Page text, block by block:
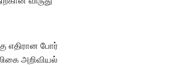
எதிரான போர்
அறிவியல்